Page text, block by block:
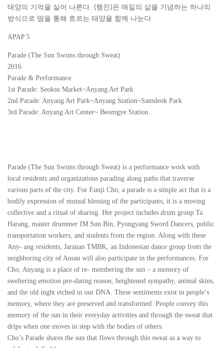
태양의 기억을 실어 나른다. ⟨행진⟩은 매일의 삶을 기념하는 하나의
방식으로 땀을 통해 흐르는 태양을 함께 나눈다.
APAP 5
Parade (The Sun Swims through Sweat)
2016
Parade & Performance
1st Parade: Seoksu Market~Anyang Art Park
2nd Parade: Anyang Art Park~Anyang Station~Samdeok Park
3rd Parade: Anyang Art Center~ Beomgye Station
Parade (The Sun Swims through Sweat) is a performance work with
local residents and organizations parading along paths that traverse
various parts of the city. For Eunji Cho, a parade is a simple act that is a
bodily expression of mutual blessing of the participants; it is a moving
collective and a ritual of sharing. Her project includes drum group Ta
Harang, master drummer IM Sun Bin, Pyongyang Sword Dancers, public
transportation workers, and students from the region. Along with these
Any- ang residents, Jaranan TMBK, an Indonesian dance group from the
neighboring city of Ansan will also participate in the performances. For
Cho, Anyang is a place of re- membering the sun – a memory of
sweltering emotion pre-dating reason, heightened sympathy, animal skins,
and the old night etched in our DNA. These sentiments exist in people’s
memory, where they are preserved and transformed. People convey this
memory of the sun in their everyday activities and through the sweat that
drips when one moves in step with the bodies of others.
Cho’s Parade shares the sun that flows through this sweat as a way to